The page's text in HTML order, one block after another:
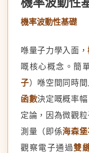
機率波動性基礎
喺量子力學入面，
嘅核心概念。簡
子）喺空間同時
函數決定嘅概率
定論，因為微觀
測量（即係海森
觀察電子通過雙